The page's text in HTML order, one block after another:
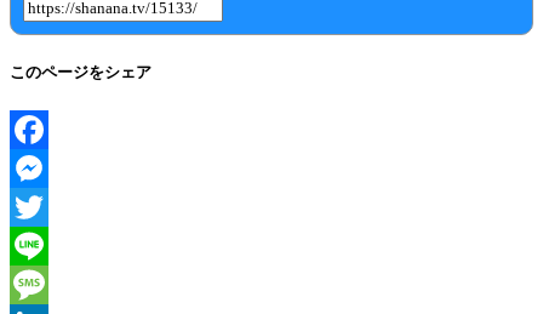
このページをシェア
Facebook
Messenger
Twitter
Line